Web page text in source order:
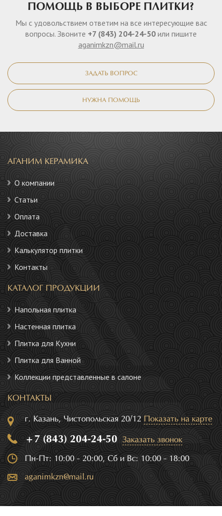
ПОМОЩЬ В ВЫБОРЕ ПЛИТКИ?
Мы с удовольствием ответим на все интересующие вас
вопросы. Звоните +7 (843) 204-24-50 или пишите
aganimkzn@mail.ru
ЗАДАТЬ ВОПРОС
НУЖНА ПОМОЩЬ
АГАНИМ КЕРАМИКА
О компании
Статьи
Оплата
Доставка
Калькулятор плитки
Контакты
КАТАЛОГ ПРОДУКЦИИ
Напольная плитка
Настенная плитка
Плитка для Кухни
Плитка для Ванной
Коллекции представленные в салоне
КОНТАКТЫ
г. Казань, Чистопольская 20/12 Показать на карте
+7 (843) 204-24-50 Заказать звонок
Пн-Пт: 10:00 - 20:00, Сб и Вс: 10:00 - 18:00
aganimkzn@mail.ru